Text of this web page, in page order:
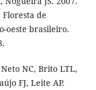
de
oeste brasileiro.
Neto NC, Brito LTL,
FJ, Leite AP.